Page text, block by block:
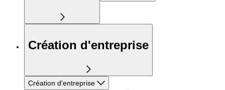
Création d'entreprise
Création d'entreprise